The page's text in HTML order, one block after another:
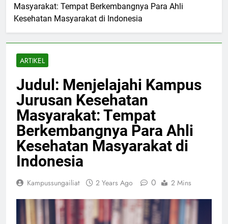
Masyarakat: Tempat Berkembangnya Para Ahli
Kesehatan Masyarakat di Indonesia
ARTIKEL
Judul: Menjelajahi Kampus
Jurusan Kesehatan
Masyarakat: Tempat
Berkembangnya Para Ahli
Kesehatan Masyarakat di
Indonesia
Kampussungailiat 2 Years Ago 0 2 Mins